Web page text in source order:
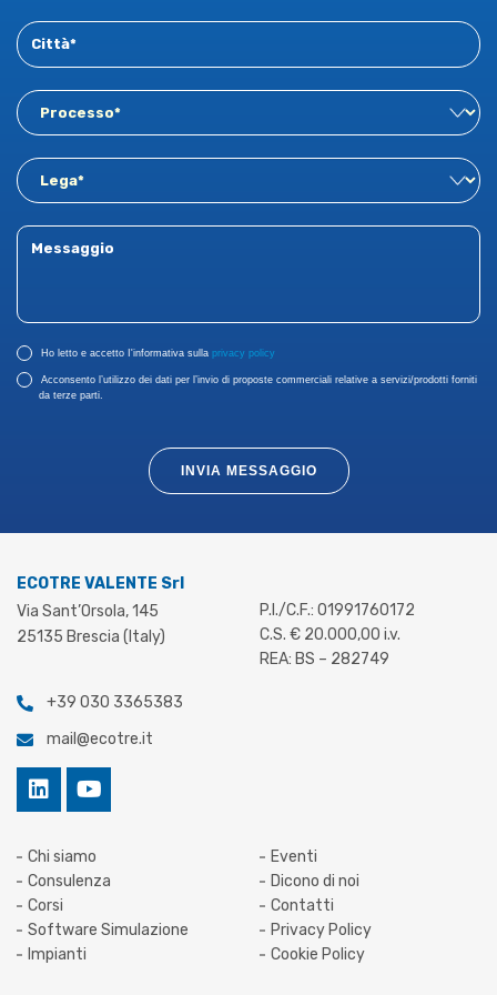
Ho letto e accetto I'informativa sulla privacy policy
Acconsento l’utilizzo dei dati per l’invio di proposte commerciali relative a servizi/prodotti forniti
da terze parti.
INVIA MESSAGGIO
ECOTRE VALENTE Srl
Via Sant’Orsola, 145
25135 Brescia (Italy)
+39 030 3365383
mail@ecotre.it
P.I./C.F.: 01991760172
C.S. € 20.000,00 i.v.
REA: BS – 282749
Chi siamo
Consulenza
Corsi
Software Simulazione
Impianti
Eventi
Dicono di noi
Contatti
Privacy Policy
Cookie Policy